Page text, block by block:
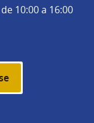
10:00 a 16:00